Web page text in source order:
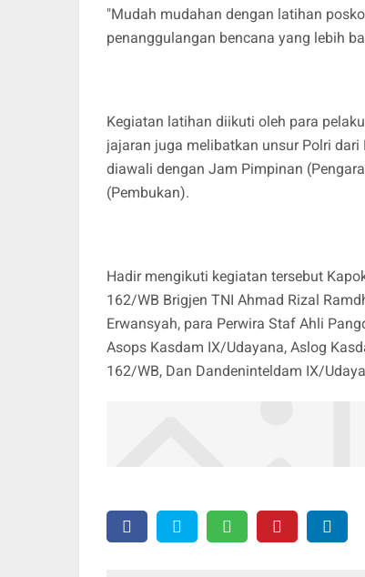
"Mudah mudahan dengan latihan
penanggulangan bencana yang lebih
Kegiatan latihan diikuti oleh para
jajaran juga melibatkan unsur Polri dari
diawali dengan Jam Pimpinan
(Pembukan).
Hadir mengikuti kegiatan tersebut
162/WB Brigjen TNI Ahmad Rizal
Erwansyah, para Perwira Staf Ahli
Asops Kasdam IX/Udayana, Aslog
162/WB, Dan Dandeninteldam IX/